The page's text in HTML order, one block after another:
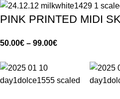
PINK PRINTED MIDI
50.00€ – 99.00€